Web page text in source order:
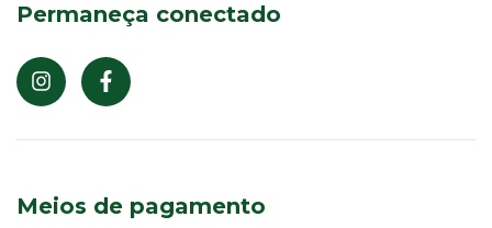
Permaneça conectado
Meios de pagamento